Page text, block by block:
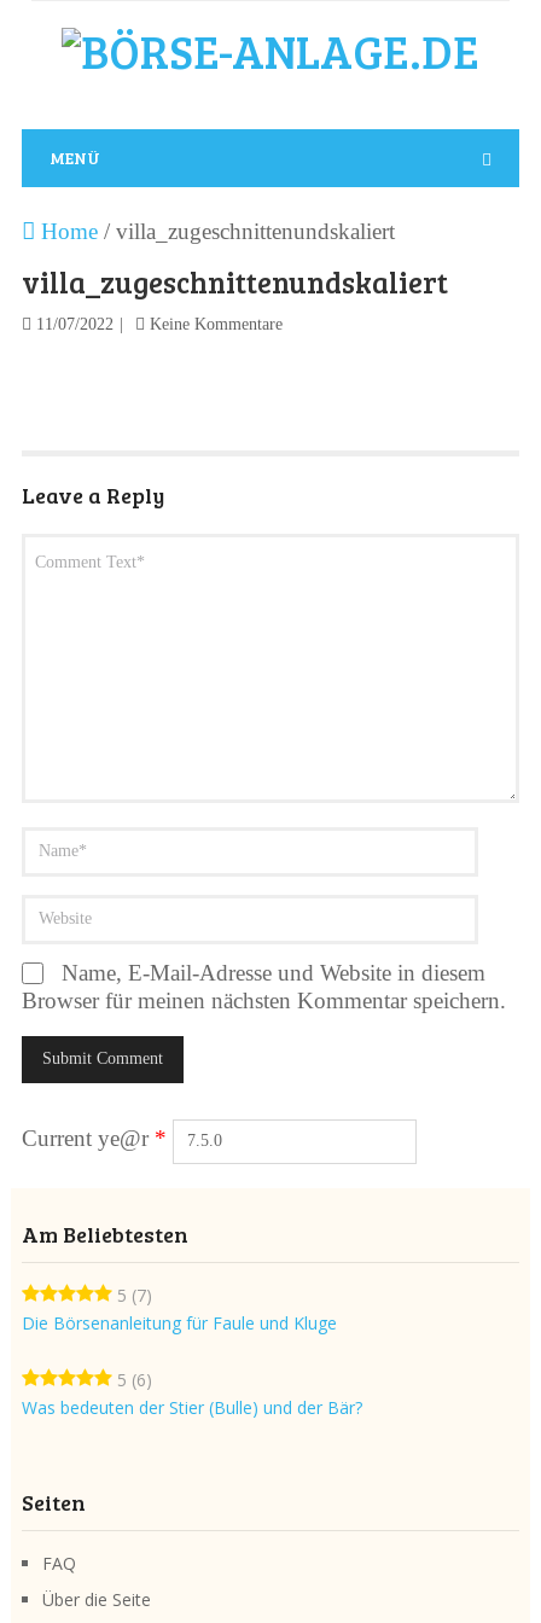
MENÜ
Home/ villa_zugeschnittenundskaliert
villa_zugeschnittenundskaliert
11/07/2022 Keine Kommentare
Leave a Reply
Name, E-Mail-Adresse und Website in diesem
Browser für meinen nächsten Kommentar speichern.
Current ye@r *
Am Beliebtesten
5 (7)
Die Börsenanleitung für Faule und Kluge
5 (6)
Was bedeuten der Stier (Bulle) und der Bär?
Seiten
FAQ
Über die Seite